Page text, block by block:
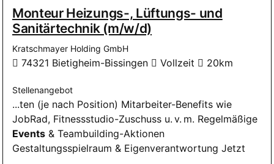
Monteur Heizungs-, Lüftungs- und
Sanitärtechnik (m/w/d)
Kratschmayer Holding GmbH
74321 Bietigheim-Bissingen Vollzeit 20km
Stellenangebot
...ten (je nach Position) Mitarbeiter-Benefits wie
JobRad, Fitnessstudio-Zuschuss u. v. m. Regelmäßige
Events & Teambuilding-Aktionen
Gestaltungsspielraum & Eigenverantwortung Jetzt